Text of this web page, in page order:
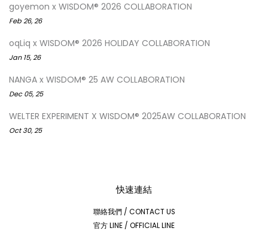
goyemon x WISDOM® 2026 COLLABORATION
Feb 26, 26
oqLiq x WISDOM® 2026 HOLIDAY COLLABORATION
Jan 15, 26
NANGA x WISDOM® 25 AW COLLABORATION
Dec 05, 25
WELTER EXPERIMENT X WISDOM® 2025AW COLLABORATION
Oct 30, 25
快速連結
聯絡我們 / CONTACT US
官方 LINE / OFFICIAL LINE